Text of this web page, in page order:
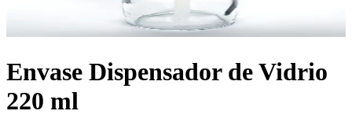
Envase Dispensador de Vidrio
220 ml